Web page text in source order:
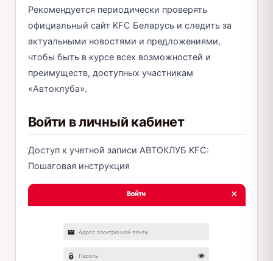
Рекомендуется периодически проверять
официальный сайт KFC Беларусь и следить за
актуальными новостями и предложениями,
чтобы быть в курсе всех возможностей и
преимуществ, доступных участникам
«Автоклуба».
Войти в личный кабинет
Доступ к учетной записи АВТОКЛУБ KFC:
Пошаговая инструкция